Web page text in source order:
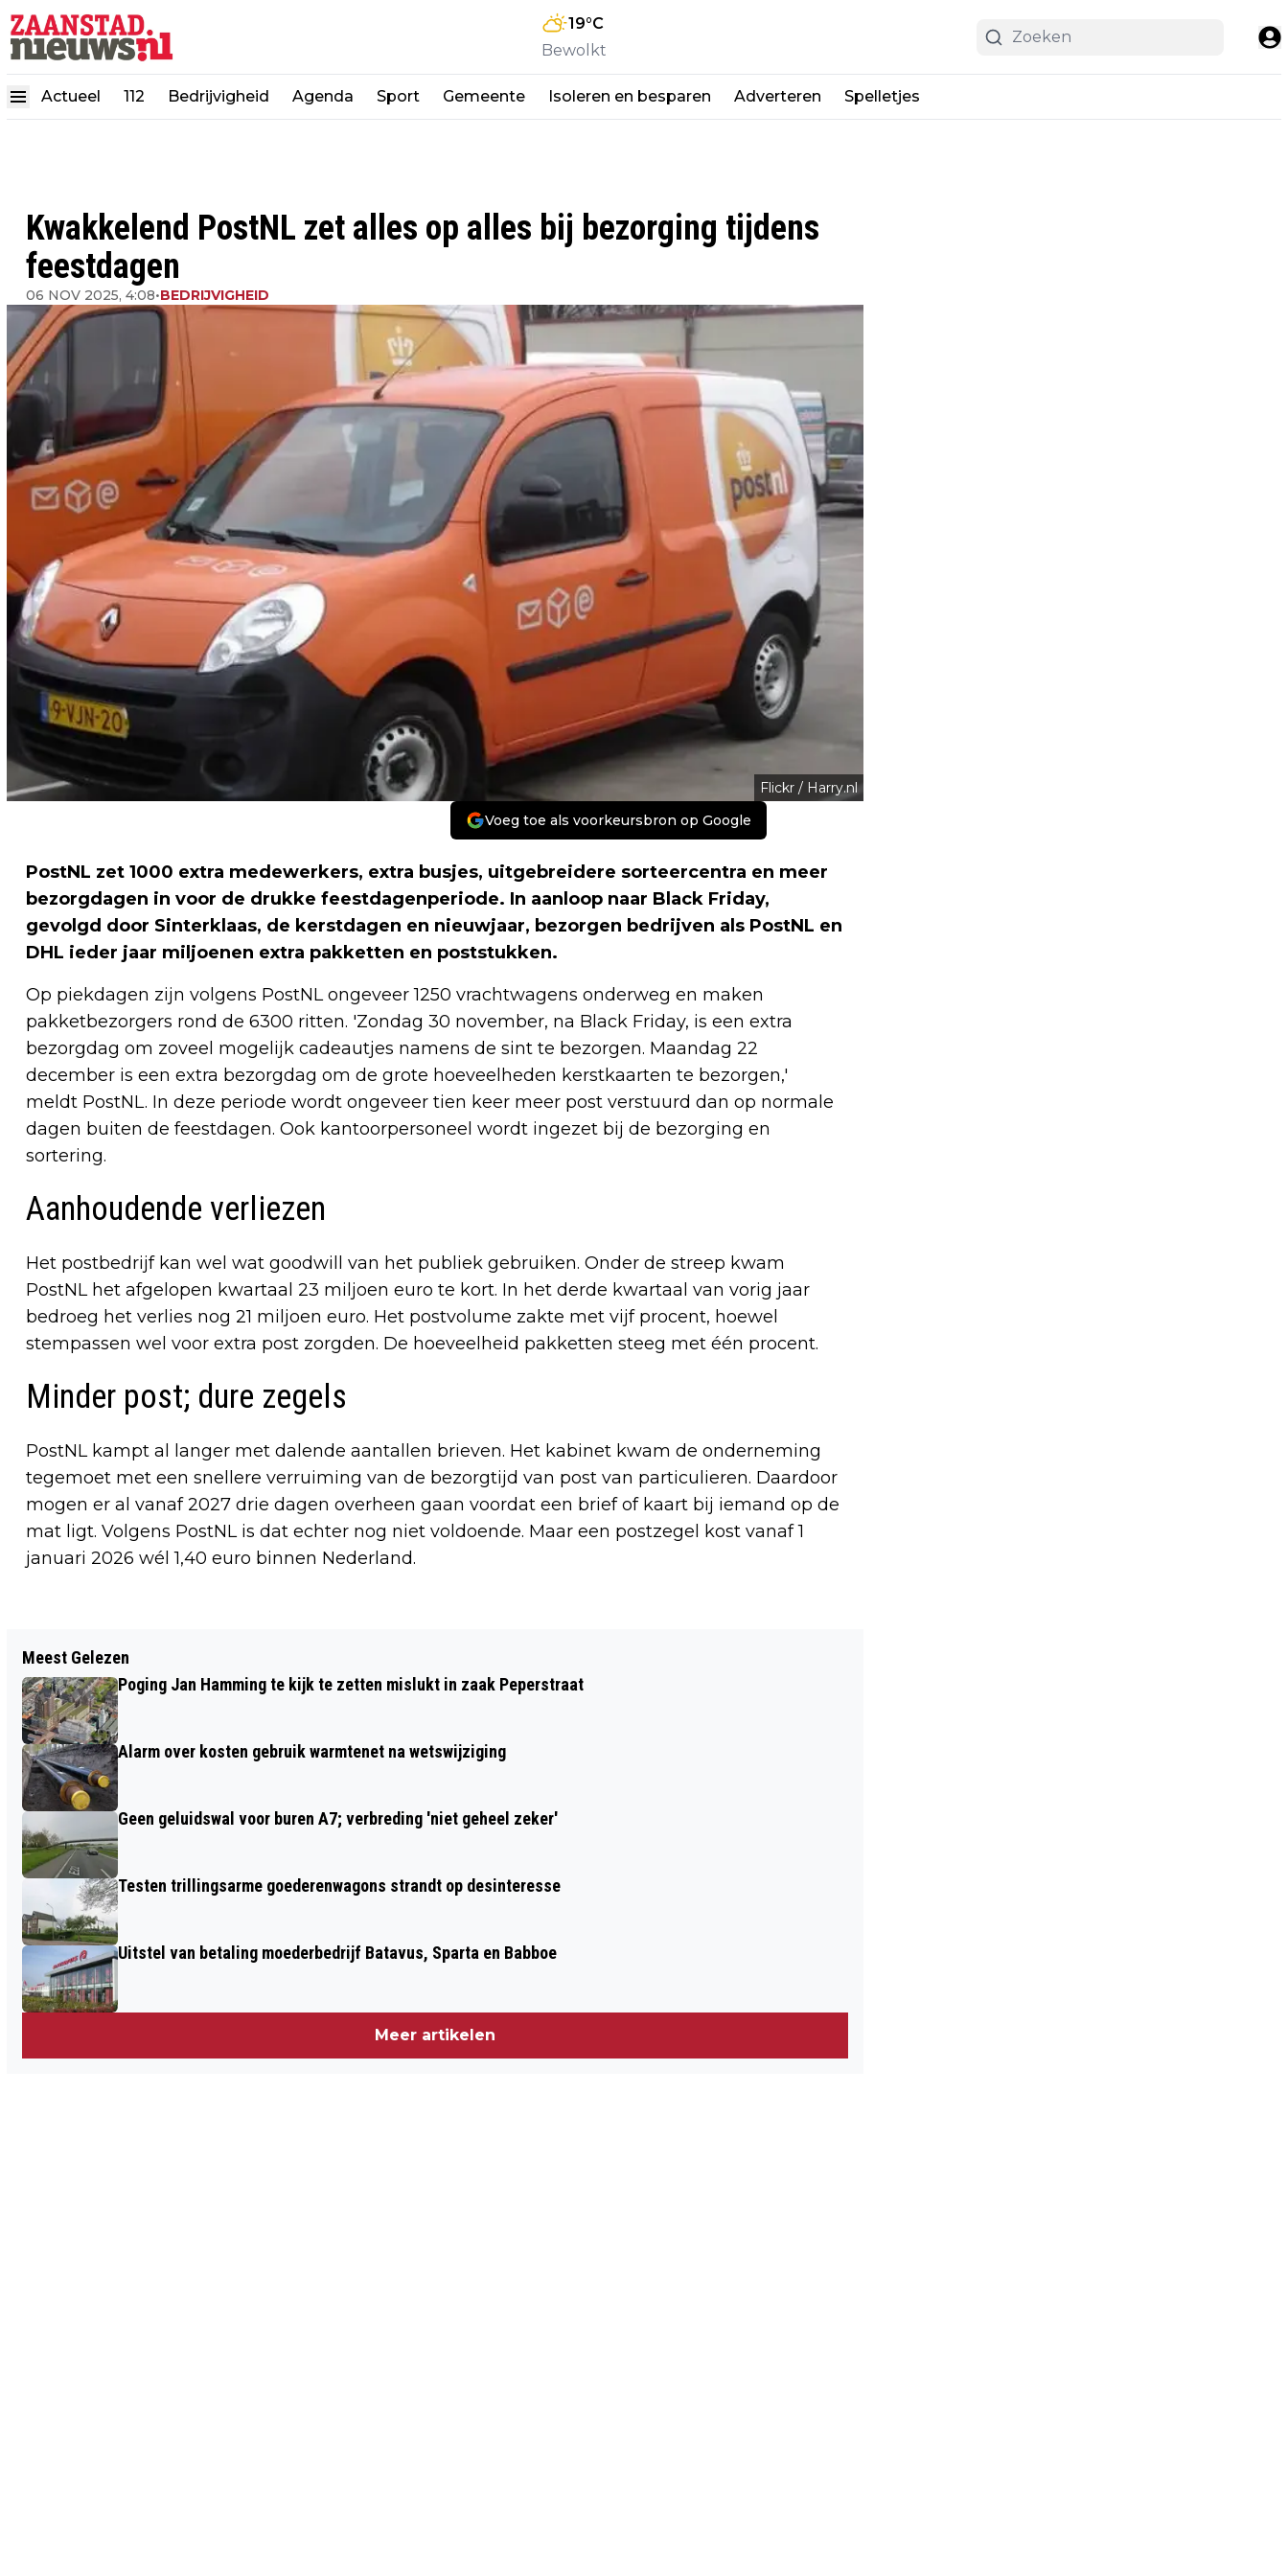
19°C
Bewolkt
Actueel 112 Bedrijvigheid Agenda Sport Gemeente Isoleren en besparen Adverteren Spelletjes
Kwakkelend PostNL zet alles op alles bij bezorging tijdens
feestdagen
06 NOV 2025, 4:08•BEDRIJVIGHEID
Flickr / Harry.nl
Voeg toe als voorkeursbron op Google
PostNL zet 1000 extra medewerkers, extra busjes, uitgebreidere sorteercentra en meer
bezorgdagen in voor de drukke feestdagenperiode. In aanloop naar Black Friday,
gevolgd door Sinterklaas, de kerstdagen en nieuwjaar, bezorgen bedrijven als PostNL en
DHL ieder jaar miljoenen extra pakketten en poststukken.
Op piekdagen zijn volgens PostNL ongeveer 1250 vrachtwagens onderweg en maken
pakketbezorgers rond de 6300 ritten. 'Zondag 30 november, na Black Friday, is een extra
bezorgdag om zoveel mogelijk cadeautjes namens de sint te bezorgen. Maandag 22
december is een extra bezorgdag om de grote hoeveelheden kerstkaarten te bezorgen,'
meldt PostNL. In deze periode wordt ongeveer tien keer meer post verstuurd dan op normale
dagen buiten de feestdagen. Ook kantoorpersoneel wordt ingezet bij de bezorging en
sortering.
Aanhoudende verliezen
Het postbedrijf kan wel wat goodwill van het publiek gebruiken. Onder de streep kwam
PostNL het afgelopen kwartaal 23 miljoen euro te kort. In het derde kwartaal van vorig jaar
bedroeg het verlies nog 21 miljoen euro. Het postvolume zakte met vijf procent, hoewel
stempassen wel voor extra post zorgden. De hoeveelheid pakketten steeg met één procent.
Minder post; dure zegels
PostNL kampt al langer met dalende aantallen brieven. Het kabinet kwam de onderneming
tegemoet met een snellere verruiming van de bezorgtijd van post van particulieren. Daardoor
mogen er al vanaf 2027 drie dagen overheen gaan voordat een brief of kaart bij iemand op de
mat ligt. Volgens PostNL is dat echter nog niet voldoende. Maar een postzegel kost vanaf 1
januari 2026 wél 1,40 euro binnen Nederland.
HOLLANDS NOORDERKWARTIER
DEELNEMER AAN CRISISOEFENING
'WOLKBREUK'
HOCKEYERS DE KRAAIEN AAN
Meest Gelezen
Poging Jan Hamming te kijk te zetten mislukt in zaak Peperstraat
Alarm over kosten gebruik warmtenet na wetswijziging
Geen geluidswal voor buren A7; verbreding 'niet geheel zeker'
Testen trillingsarme goederenwagons strandt op desinteresse
Uitstel van betaling moederbedrijf Batavus, Sparta en Babboe
Meer artikelen